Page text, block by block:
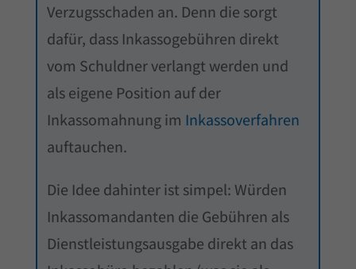
Verzugsschaden an. Denn die sorgt
dafür, dass Inkassogebühren direkt
vom Schuldner verlangt werden und
als eigene Position auf der
Inkassomahnung im Inkassoverfahren
auftauchen.
Die Idee dahinter ist simpel: Würden
Inkassomandanten die Gebühren als
Dienstleistungsausgabe direkt an das